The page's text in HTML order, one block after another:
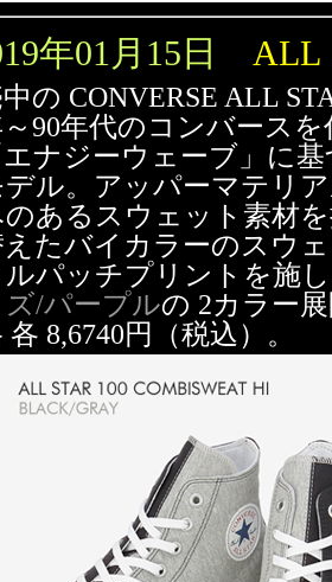
年01月15日 ALL
の CONVERSE ALL
～90年代のコンバース
ナジーウェーブ」に
デル。アッパーマテリ
あるスウェット素材
えたバイカラーのスウ
ルパッチプリントを施
ズ/パープルの 2カラー
各 8,6740円（税込）。